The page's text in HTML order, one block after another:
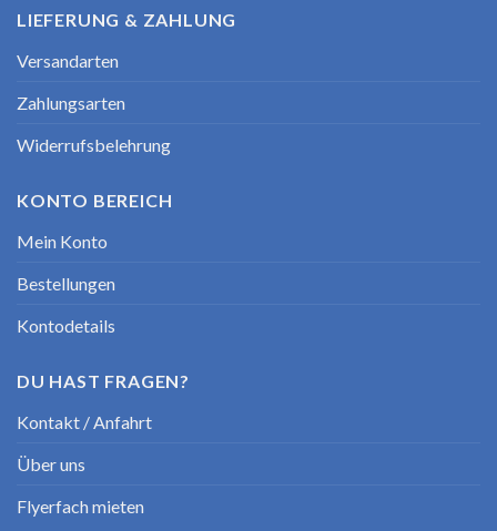
LIEFERUNG & ZAHLUNG
Versandarten
Zahlungsarten
Widerrufsbelehrung
KONTO BEREICH
Mein Konto
Bestellungen
Kontodetails
DU HAST FRAGEN?
Kontakt / Anfahrt
Über uns
Flyerfach mieten